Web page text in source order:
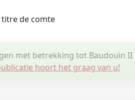
titre de comte
met betrekking tot Baudouin II
hoort het graag van u!